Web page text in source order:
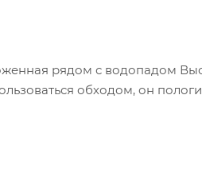
рядом с водопадом
обходом, он